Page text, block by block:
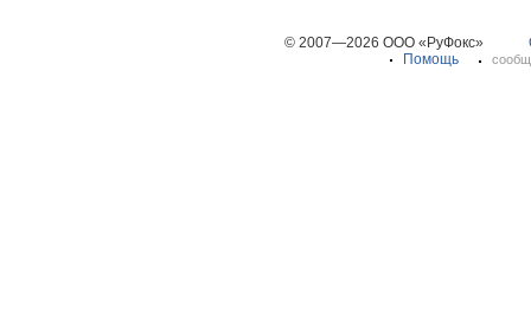
© 2007—2026 ООО «РуФокс»
Помощь